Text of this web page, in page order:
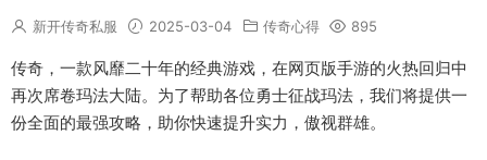
新开传奇私服 2025-03-04 传奇心得 895
传奇，一款风靡二十年的经典游戏，在网页版手游的火热回归中
再次席卷玛法大陆。为了帮助各位勇士征战玛法，我们将提供一
份全面的最强攻略，助你快速提升实力，傲视群雄。